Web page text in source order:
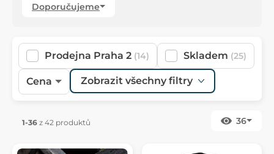
Doporučujeme
Prodejna Praha 2 (14) Skladem (25)
Cena Zobrazit všechny filtry
1-36 z 42 produktů 36